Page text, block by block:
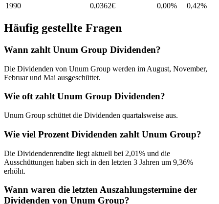
1990
0,0362€ 0,00% 0,42%
Häufig gestellte Fragen
Wann zahlt Unum Group Dividenden?
Die Dividenden von Unum Group werden im August, November,
Februar und Mai ausgeschüttet.
Wie oft zahlt Unum Group Dividenden?
Unum Group schüttet die Dividenden quartalsweise aus.
Wie viel Prozent Dividenden zahlt Unum Group?
Die Dividendenrendite liegt aktuell bei 2,01% und die
Ausschüttungen haben sich in den letzten 3 Jahren um 9,36%
erhöht.
Wann waren die letzten Auszahlungstermine der
Dividenden von Unum Group?